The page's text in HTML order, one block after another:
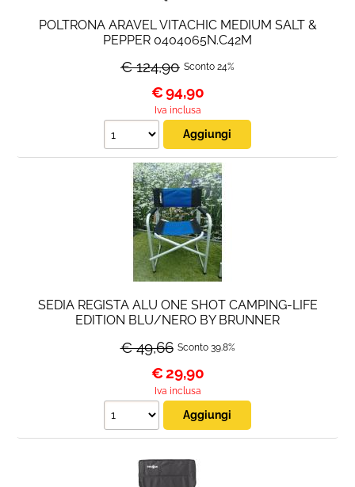
Lavora Con Noi
POLTRONA ARAVEL VITACHIC MEDIUM SALT &
PEPPER 0404065N.C42M
€ 124,90 Sconto 24%
€94,90
Iva inclusa
SEDIA REGISTA ALU ONE SHOT CAMPING-LIFE
EDITION BLU/NERO BY BRUNNER
€ 49,66 Sconto 39.8%
€29,90
Iva inclusa